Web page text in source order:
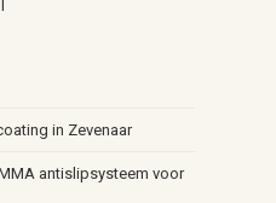
in Zevenaar
antislipsysteem voor